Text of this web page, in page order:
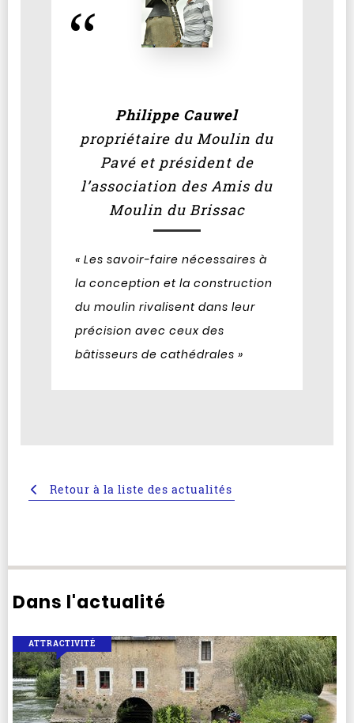
Philippe Cauwel
propriétaire du Moulin du
Pavé et président de
l’association des Amis du
Moulin du Brissac
« Les savoir-faire nécessaires à
la conception et la construction
du moulin rivalisent dans leur
précision avec ceux des
bâtisseurs de cathédrales »
Retour à la liste des actualités
Dans l'actualité
ATTRACTIVITÉ